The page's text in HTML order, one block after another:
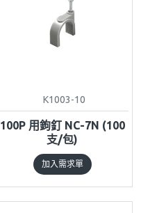
K1003-10
100P 用鉤釘 NC-7N (100
支/包)
加入需求單